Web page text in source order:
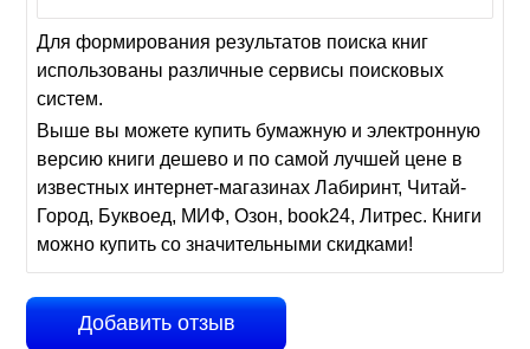
Для формирования результатов поиска книг
использованы различные сервисы поисковых
систем.
Выше вы можете купить бумажную и электронную
версию книги дешево и по самой лучшей цене в
известных интернет-магазинах Лабиринт, Читай-
Город, Буквоед, МИФ, Озон, book24, Литрес. Книги
можно купить со значительными скидками!
Добавить отзыв